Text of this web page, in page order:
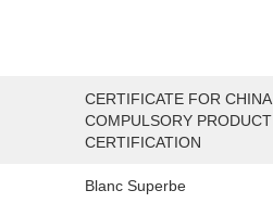
CERTIFICATE FOR CHINA
COMPULSORY PRODUCT
CERTIFICATION
Blanc Superbe